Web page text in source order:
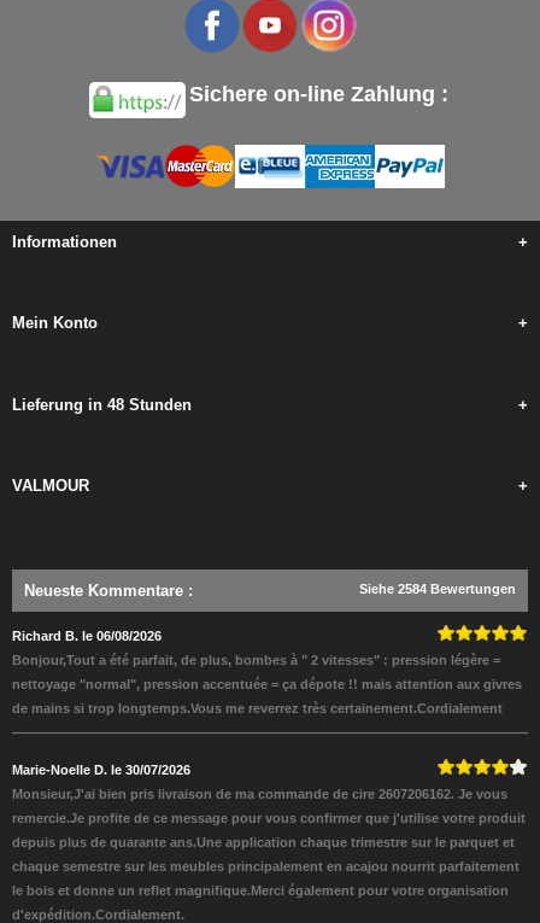
Sichere on-line Zahlung :
Informationen +
Mein Konto +
Lieferung in 48 Stunden +
VALMOUR +
Neueste Kommentare : Siehe 2584 Bewertungen
Richard B. le 06/08/2026
Bonjour,Tout a été parfait, de plus, bombes à " 2 vitesses" : pression légère =
nettoyage "normal", pression accentuée = ça dépote !! mais attention aux givres
de mains si trop longtemps.Vous me reverrez très certainement.Cordialement
Marie-Noelle D. le 30/07/2026
Monsieur,J'ai bien pris livraison de ma commande de cire 2607206162. Je vous
remercie.Je profite de ce message pour vous confirmer que j'utilise votre produit
depuis plus de quarante ans.Une application chaque trimestre sur le parquet et
chaque semestre sur les meubles principalement en acajou nourrit parfaitement
le bois et donne un reflet magnifique.Merci également pour votre organisation
d'expédition.Cordialement.